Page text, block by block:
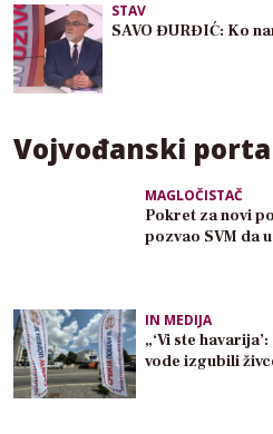
STAV
SAVO ĐURĐIĆ: Ko
Vojvođanski
MAGLOČISTAČ
Pokret za novi
pozvao SVM da
IN MEDIJA
„‘Vi ste
vode izgubili